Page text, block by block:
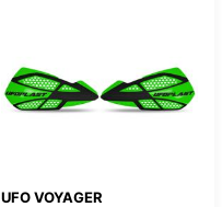
UFO VOYAGER